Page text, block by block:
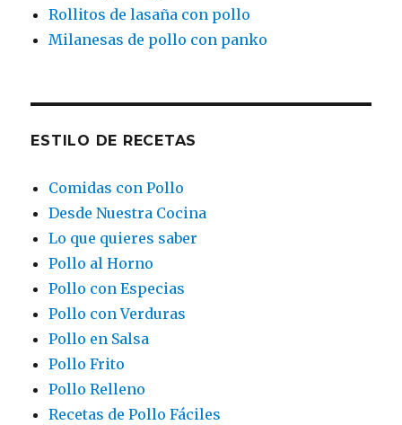
Rollitos de lasaña con pollo
Milanesas de pollo con panko
ESTILO DE RECETAS
Comidas con Pollo
Desde Nuestra Cocina
Lo que quieres saber
Pollo al Horno
Pollo con Especias
Pollo con Verduras
Pollo en Salsa
Pollo Frito
Pollo Relleno
Recetas de Pollo Fáciles